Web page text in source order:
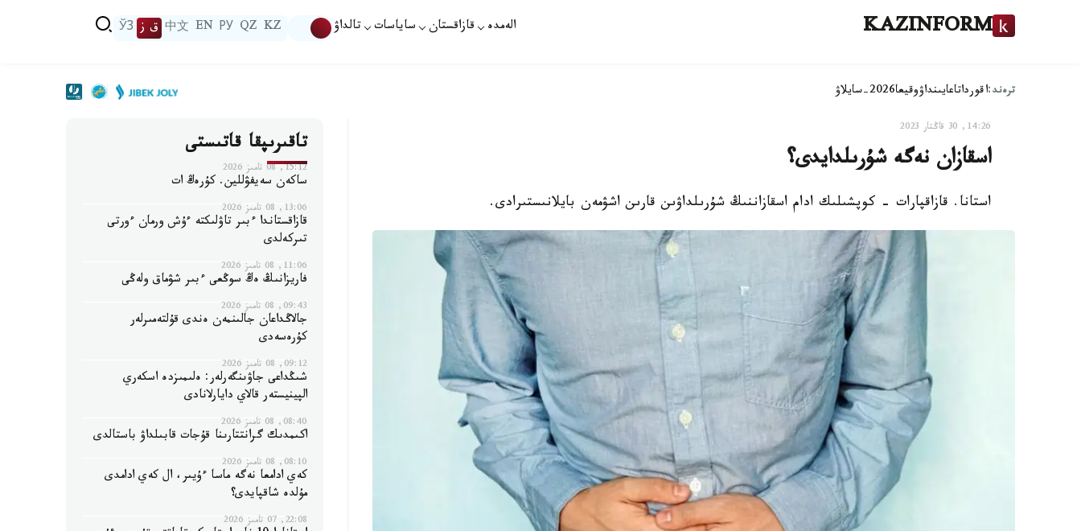
KAZINFORM الەمدە قازاقستان ساياسات تالداۋ KZ
QZ
РУ
EN
中文 ق ز ЎЗ
ترەند:اقورداتاعايىنداۋوقيعا2026-سايلاۋ
14:26, 30 قاڭتار 2023
اسقازان نەگە شۇرىلدايدى؟
استانا. قازاقپارات - كوپشىلىك ادام اسقازاننىڭ شۇرىلداۋىن قارىن اشۋمەن بايلانىستىرادى.
تاقىرىپقا قاتىستى
15:12, 08 تامىز 2026
ساكەن سەيفۋللين. كۇرەڭ ات
13:06, 08 تامىز 2026
قازاقستاندا ءبىر تاۋلىكتە ءۇش ورمان ءورتى
تىركەلدى
11:06, 08 تامىز 2026
فاريزانىڭ ەڭ سوڭعى ءبىر شۋماق ولەڭى
09:43, 08 تامىز 2026
جالاڭداعان جالىنمەن ەندى قۇلتەمىرلەر
كۇرەسەدى
09:12, 08 تامىز 2026
شىڭداعى جاۋىنگەرلەر: ەلىمىزدە اسكەري
الپينيستەر قالاي دايارلانادى
08:40, 08 تامىز 2026
اكىمدىك گرانتتارىنا قۇجات قابىلداۋ باستالدى
08:10, 08 تامىز 2026
كەي ادامعا نەگە ماسا ءۇيىر، ال كەي ادامدى
مۇلدە شاقپايدى؟
22:08, 07 تامىز 2026